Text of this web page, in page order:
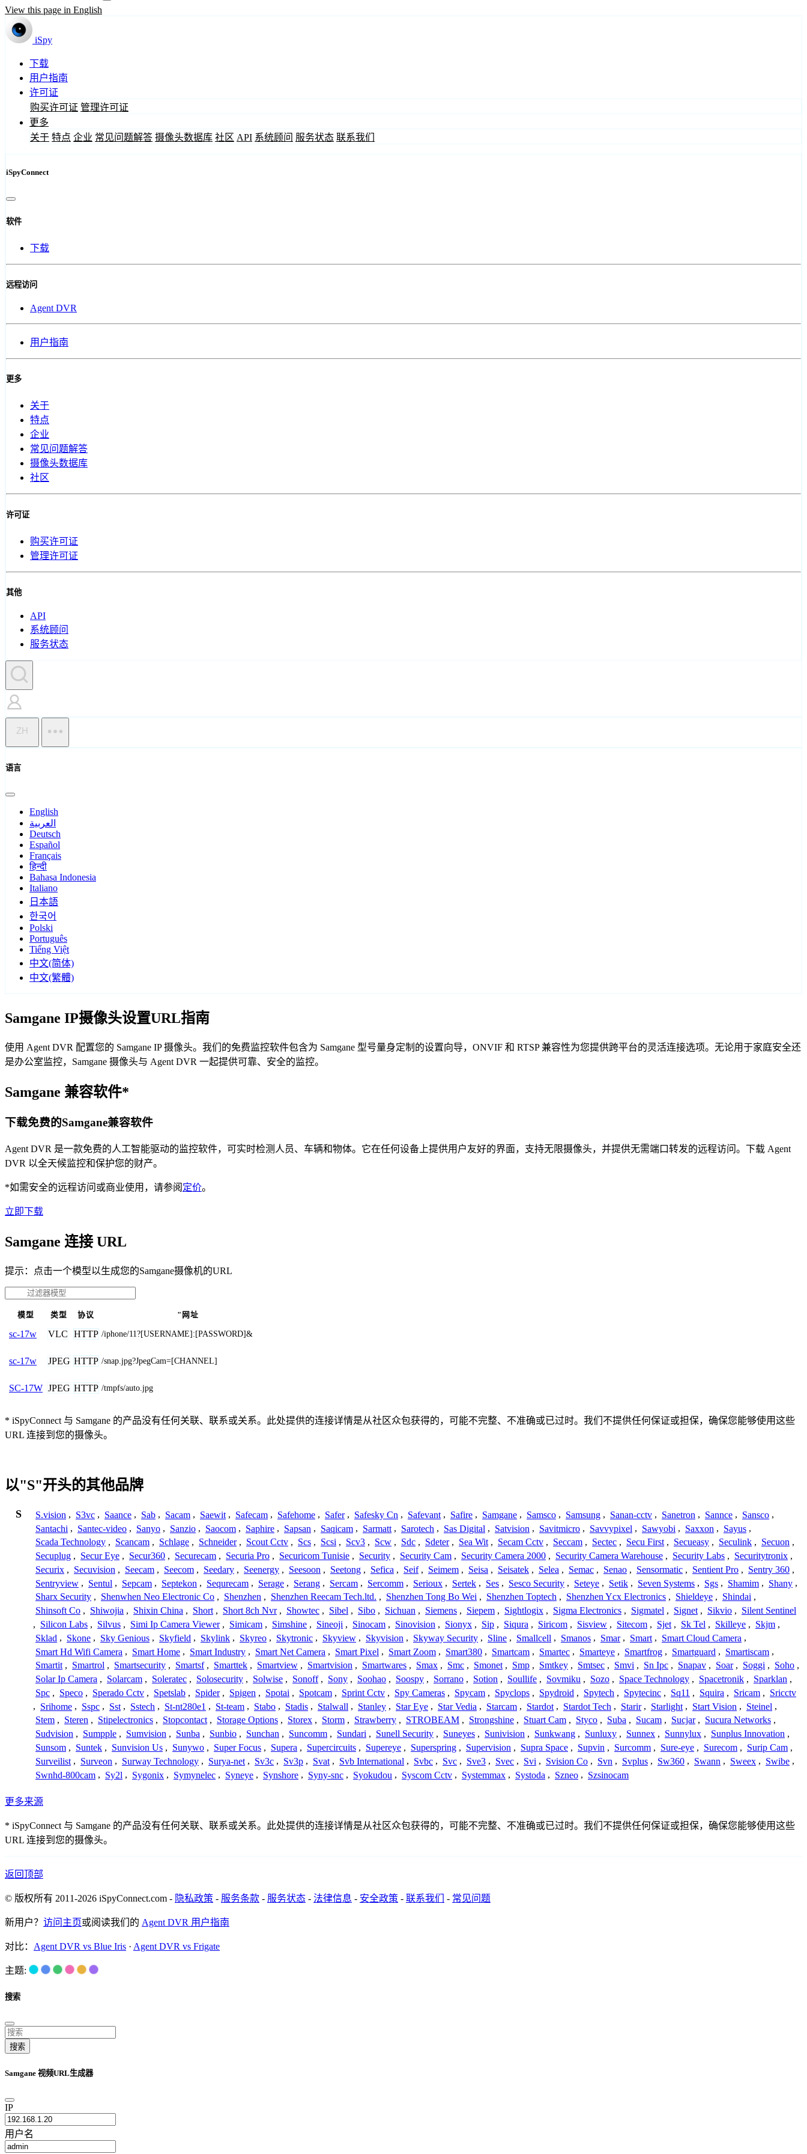
View this page in English
iSpy
下载
用户指南
许可证
购买许可证 管理许可证
更多
关于 特点 企业 常见问题解答 摄像头数据库 社区 API 系统顾问 服务状态 联系我们
iSpyConnect
软件
下载
远程访问
Agent DVR
用户指南
更多
关于
特点
企业
常见问题解答
摄像头数据库
社区
许可证
购买许可证
管理许可证
其他
API
系统顾问
服务状态
ZH
语言
English
العربية
Deutsch
Español
Français
हिन्दी
Bahasa Indonesia
Italiano
日本語
한국어
Polski
Português
Tiếng Việt
中文(简体)
中文(繁體)
Samgane IP摄像头设置URL指南
使用 Agent DVR 配置您的 Samgane IP 摄像头。我们的免费监控软件包含为 Samgane 型号量身定制的设置向导，ONVIF 和 RTSP 兼容性为您提供跨平台的灵活连接选项。无论用于家庭安全还
是办公室监控，Samgane 摄像头与 Agent DVR 一起提供可靠、安全的监控。
Samgane 兼容软件*
下载免费的Samgane兼容软件
Agent DVR 是一款免费的人工智能驱动的监控软件，可实时检测人员、车辆和物体。它在任何设备上提供用户友好的界面，支持无限摄像头，并提供无需端口转发的远程访问。下载 Agent
DVR 以全天候监控和保护您的财产。
*如需安全的远程访问或商业使用，请参阅 定价。
立即下载
Samgane 连接 URL
提示：点击一个模型以生成您的Samgane摄像机的URL
模型 类型 协议 "网址
sc-17w VLC HTTP /iphone/11?[USERNAME]:[PASSWORD]&
sc-17w JPEG HTTP /snap.jpg?JpegCam=[CHANNEL]
SC-17W JPEG HTTP /tmpfs/auto.jpg
* iSpyConnect 与 Samgane 的产品没有任何关联、联系或关系。此处提供的连接详情是从社区众包获得的，可能不完整、不准确或已过时。我们不提供任何保证或担保，确保您能够使用这些
URL 连接到您的摄像头。
以"S"开头的其他品牌
S S.vision , S3vc , Saance , Sab , Sacam , Saewit , Safecam , Safehome , Safer , Safesky Cn , Safevant , Safire , Samgane , Samsco , Samsung , Sanan-cctv , Sanetron , Sannce , Sansco ,
Santachi , Santec-video , Sanyo , Sanzio , Saocom , Saphire , Sapsan , Saqicam , Sarmatt , Sarotech , Sas Digital , Satvision , Savitmicro , Savvypixel , Sawyobi , Saxxon , Sayus ,
Scada Technology , Scancam , Schlage , Schneider , Scout Cctv , Scs , Scsi , Scv3 , Scw , Sdc , Sdeter , Sea Wit , Secam Cctv , Seccam , Sectec , Secu First , Secueasy , Seculink , Secuon ,
Secuplug , Secur Eye , Secur360 , Securecam , Securia Pro , Securicom Tunisie , Security , Security Cam , Security Camera 2000 , Security Camera Warehouse , Security Labs , Securitytronix ,
Securix , Secuvision , Seecam , Seecom , Seedary , Seenergy , Seesoon , Seetong , Sefica , Seif , Seimem , Seisa , Seisatek , Selea , Semac , Senao , Sensormatic , Sentient Pro , Sentry 360 ,
Sentryview , Sentul , Sepcam , Septekon , Sequrecam , Serage , Serang , Sercam , Sercomm , Serioux , Sertek , Ses , Sesco Security , Seteye , Setik , Seven Systems , Sgs , Shamim , Shany ,
Sharx Security , Shenwhen Neo Electronic Co , Shenzhen , Shenzhen Reecam Tech.ltd. , Shenzhen Tong Bo Wei , Shenzhen Toptech , Shenzhen Ycx Electronics , Shieldeye , Shindai ,
Shinsoft Co , Shiwojia , Shixin China , Short , Short 8ch Nvr , Showtec , Sibel , Sibo , Sichuan , Siemens , Siepem , Sightlogix , Sigma Electronics , Sigmatel , Signet , Sikvio , Silent Sentinel
, Silicon Labs , Silvus , Simi Ip Camera Viewer , Simicam , Simshine , Sineoji , Sinocam , Sinovision , Sionyx , Sip , Siqura , Siricom , Sisview , Sitecom , Sjet , Sk Tel , Skilleye , Skjm ,
Sklad , Skone , Sky Genious , Skyfield , Skylink , Skyreo , Skytronic , Skyview , Skyvision , Skyway Security , Sline , Smallcell , Smanos , Smar , Smart , Smart Cloud Camera ,
Smart Hd Wifi Camera , Smart Home , Smart Industry , Smart Net Camera , Smart Pixel , Smart Zoom , Smart380 , Smartcam , Smartec , Smarteye , Smartfrog , Smartguard , Smartiscam ,
Smartit , Smartrol , Smartsecurity , Smartsf , Smarttek , Smartview , Smartvision , Smartwares , Smax , Smc , Smonet , Smp , Smtkey , Smtsec , Smvi , Sn Ipc , Snapav , Soar , Soggi , Soho ,
Solar Ip Camera , Solarcam , Soleratec , Solosecurity , Solwise , Sonoff , Sony , Soohao , Soospy , Sorrano , Sotion , Soullife , Sovmiku , Sozo , Space Technology , Spacetronik , Sparklan ,
Spc , Speco , Sperado Cctv , Spetslab , Spider , Spigen , Spotai , Spotcam , Sprint Cctv , Spy Cameras , Spycam , Spyclops , Spydroid , Spytech , Spytecinc , Sq11 , Squira , Sricam , Sricctv
, Srihome , Sspc , Sst , Sstech , St-nt280e1 , St-team , Stabo , Stadis , Stalwall , Stanley , Star Eye , Star Vedia , Starcam , Stardot , Stardot Tech , Starir , Starlight , Start Vision , Steinel ,
Stem , Steren , Stipelectronics , Stopcontact , Storage Options , Storex , Storm , Strawberry , STROBEAM , Strongshine , Stuart Cam , Styco , Suba , Sucam , Sucjar , Sucura Networks ,
Sudvision , Sumpple , Sumvision , Sunba , Sunbio , Sunchan , Suncomm , Sundari , Sunell Security , Suneyes , Sunivision , Sunkwang , Sunluxy , Sunnex , Sunnylux , Sunplus Innovation ,
Sunsom , Suntek , Sunvision Us , Sunywo , Super Focus , Supera , Supercircuits , Supereye , Superspring , Supervision , Supra Space , Supvin , Surcomm , Sure-eye , Surecom , Surip Cam ,
Surveilist , Surveon , Surway Technology , Surya-net , Sv3c , Sv3p , Svat , Svb International , Svbc , Svc , Sve3 , Svec , Svi , Svision Co , Svn , Svplus , Sw360 , Swann , Sweex , Swibe ,
Swnhd-800cam , Sy2l , Sygonix , Symynelec , Syneye , Synshore , Syny-snc , Syokudou , Syscom Cctv , Systemmax , Systoda , Szneo , Szsinocam
更多来源
* iSpyConnect 与 Samgane 的产品没有任何关联、联系或关系。此处提供的连接详情是从社区众包获得的，可能不完整、不准确或已过时。我们不提供任何保证或担保，确保您能够使用这些
URL 连接到您的摄像头。
返回顶部
© 版权所有 2011-2026 iSpyConnect.com - 隐私政策 - 服务条款 - 服务状态 - 法律信息 - 安全政策 - 联系我们 - 常见问题
新用户？ 访问主页或阅读我们的 Agent DVR 用户指南
对比： Agent DVR vs Blue Iris · Agent DVR vs Frigate
主题:
搜索
搜索
Samgane 视频URL生成器
IP
用户名